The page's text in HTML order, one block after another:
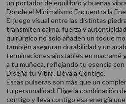
un portador de equilibrio y buenas
Donde el Minimalismo Encuentra la
El juego visual entre las distintas
transmiten calma, fuerza y
quirúrgico no solo añaden un toque
también aseguran durabilidad y un
terminaciones ajustables en macramé
a tu muñeca, reflejando tu esencia
Diseña tu Vibra. Llévala Contigo.
Estas pulseras son más que un
tu personalidad. Elige la combinación
contigo y lleva contigo esa energía